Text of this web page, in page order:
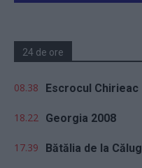
24 de ore
08.38 Escrocul Chirieac
18.22 Georgia 2008
17.39 Bătălia de la